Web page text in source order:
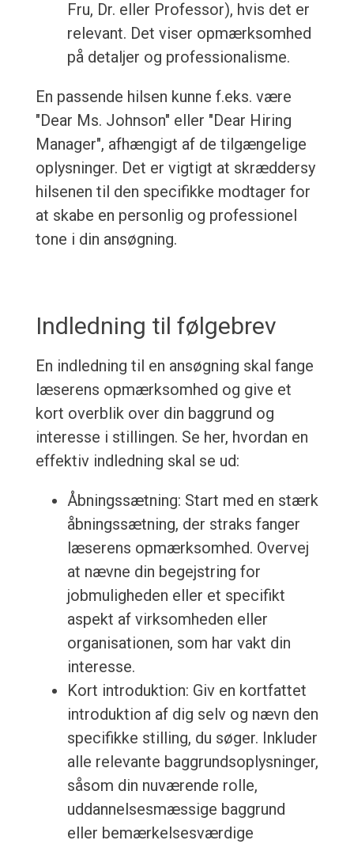
Fru, Dr. eller Professor), hvis det er
relevant. Det viser opmærksomhed
på detaljer og professionalisme.
En passende hilsen kunne f.eks. være
"Dear Ms. Johnson" eller "Dear Hiring
Manager", afhængigt af de tilgængelige
oplysninger. Det er vigtigt at skræddersy
hilsenen til den specifikke modtager for
at skabe en personlig og professionel
tone i din ansøgning.
Indledning til følgebrev
En indledning til en ansøgning skal fange
læserens opmærksomhed og give et
kort overblik over din baggrund og
interesse i stillingen. Se her, hvordan en
effektiv indledning skal se ud:
Åbningssætning: Start med en stærk
åbningssætning, der straks fanger
læserens opmærksomhed. Overvej
at nævne din begejstring for
jobmuligheden eller et specifikt
aspekt af virksomheden eller
organisationen, som har vakt din
interesse.
Kort introduktion: Giv en kortfattet
introduktion af dig selv og nævn den
specifikke stilling, du søger. Inkluder
alle relevante baggrundsoplysninger,
såsom din nuværende rolle,
uddannelsesmæssige baggrund
eller bemærkelsesværdige